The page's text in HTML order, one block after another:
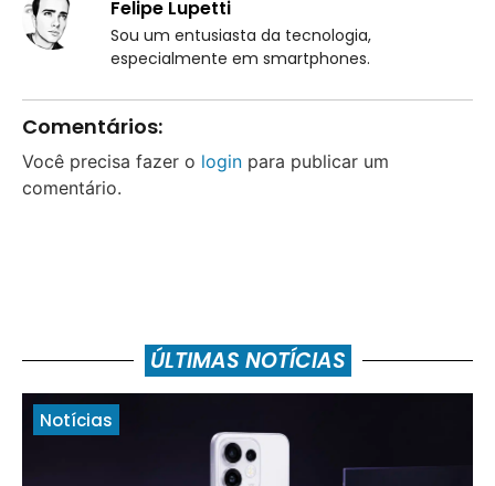
Felipe Lupetti
Sou um entusiasta da tecnologia,
especialmente em smartphones.
Comentários:
Você precisa fazer o login para publicar um
comentário.
ÚLTIMAS NOTÍCIAS
Notícias